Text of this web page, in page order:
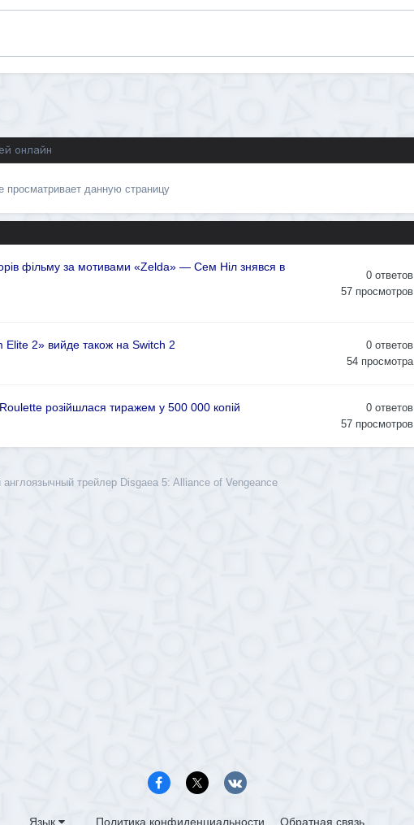
онлайн
просматривает данную страницу
фільму за мотивами «Zelda» — Сем Ніл знявся в
0 ответов
57 просмотров
Elite 2» вийде також на Switch 2
0 ответов
54 просмотра
розійшлася тиражем у 500 000 копій
0 ответов
57 просмотров
англоязычный трейлер Disgaea 5: Alliance of Vengeance
Язык Политика конфиденциальности Обратная связь